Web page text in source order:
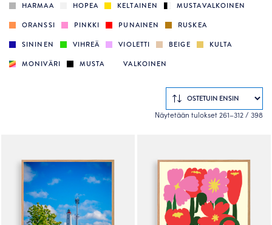
HARMAA HOPEA KELTAINEN MUSTAVALKOINEN
ORANSSI PINKKI PUNAINEN RUSKEA
SININEN VIHREÄ VIOLETTI BEIGE KULTA
MONIVÄRI MUSTA VALKOINEN
Näytetään tulokset 261–312 / 398